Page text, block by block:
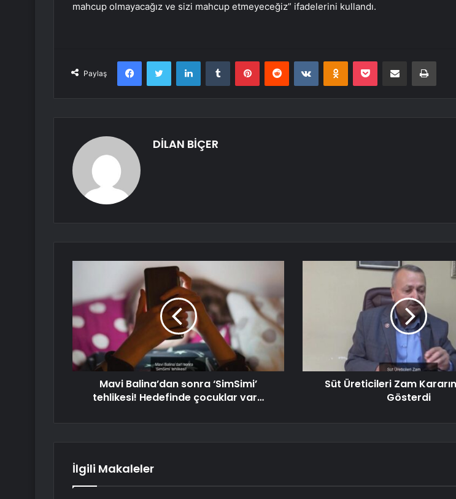
mahcup olmayacağız ve sizi mahcup etmeyeceğiz” ifadelerini kullandı.
Paylaş
FacebookTwitter LinkedInTumblr PinterestReddit VKontakteOdnoklassniki
Pocket E-Posta ile paylaş Yazdır
DİLAN BİÇER
Mavi Balina’dan sonra ‘SimSimi’
tehlikesi! Hedefinde çocuklar var…
Süt Üreticileri Zam
Gösterdi
İlgili Makaleler